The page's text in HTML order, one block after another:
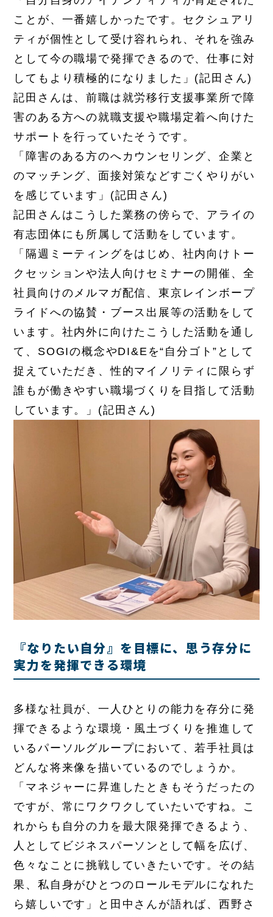
ことが、一番嬉しかったです。セクシュアリ
ティが個性として受け容れられ、それを強み
として今の職場で発揮できるので、仕事に対
してもより積極的になりました」(記田さん)
記田さんは、前職は就労移行支援事業所で障
害のある方への就職支援や職場定着へ向けた
サポートを行っていたそうです。
「障害のある方のへカウンセリング、企業と
のマッチング、面接対策などすごくやりがい
を感じています」(記田さん)
記田さんはこうした業務の傍らで、アライの
有志団体にも所属して活動をしています。
「隔週ミーティングをはじめ、社内向けトー
クセッションや法人向けセミナーの開催、全
社員向けのメルマガ配信、東京レインボープ
ライドへの協賛・ブース出展等の活動をして
います。社内外に向けたこうした活動を通し
て、SOGIの概念やDI&Eを“自分ゴト”として
捉えていただき、性的マイノリティに限らず
誰もが働きやすい職場づくりを目指して活動
しています。」(記田さん)
『なりたい自分』を目標に、思う存分に
実力を発揮できる環境
多様な社員が、一人ひとりの能力を存分に発
揮できるような環境・風土づくりを推進して
いるパーソルグループにおいて、若手社員は
どんな将来像を描いているのでしょうか。
「マネジャーに昇進したときもそうだったの
ですが、常にワクワクしていたいですね。こ
れからも自分の力を最大限発揮できるよう、
人としてビジネスパーソンとして幅を広げ、
色々なことに挑戦していきたいです。その結
果、私自身がひとつのロールモデルになれた
ら嬉しいです」と田中さんが語れば、西野さ